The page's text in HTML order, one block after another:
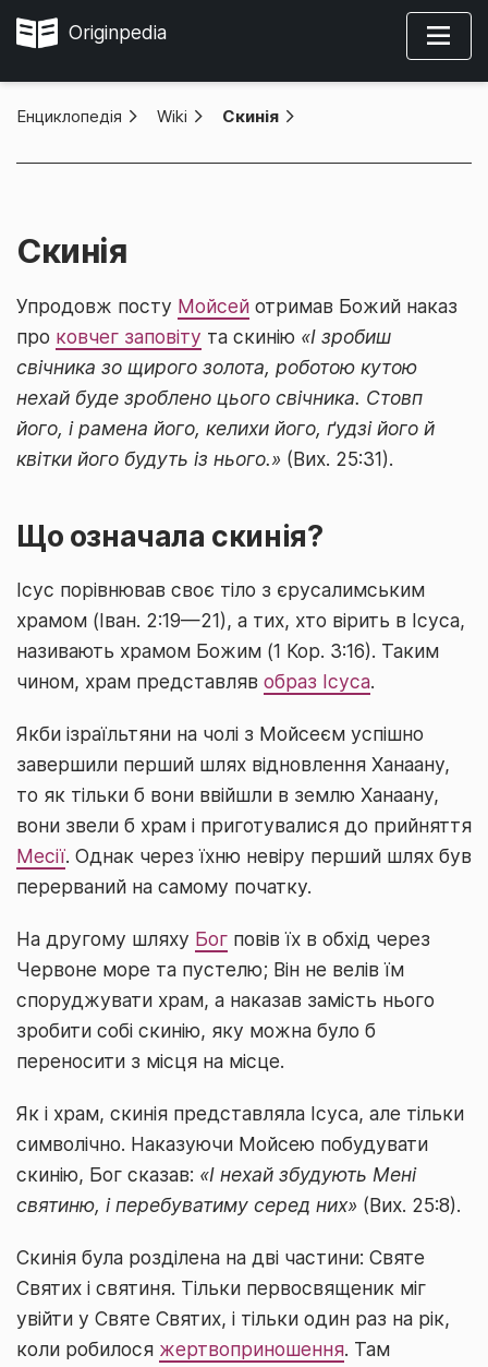
Originpedia
Енциклопедія Wiki Скинія
Скинія
Упродовж посту Мойсей отримав Божий наказ
про ковчег заповіту та скинію «І зробиш
свічника зо щирого золота, роботою кутою
нехай буде зроблено цього свічника. Стовп
його, і рамена його, келихи його, ґудзі його й
квітки його будуть із нього.» (Вих. 25:31).
Що означала скинія?
Ісус порівнював своє тіло з єрусалимським
храмом (Іван. 2:19—21), а тих, хто вірить в Ісуса,
називають храмом Божим (1 Кор. 3:16). Таким
чином, храм представляв образ Ісуса.
Якби ізраїльтяни на чолі з Мойсеєм успішно
завершили перший шлях відновлення Ханаану,
то як тільки б вони ввійшли в землю Ханаану,
вони звели б храм і приготувалися до прийняття
Месії. Однак через їхню невіру перший шлях був
перерваний на самому початку.
На другому шляху Бог повів їх в обхід через
Червоне море та пустелю; Він не велів їм
споруджувати храм, а наказав замість нього
зробити собі скинію, яку можна було б
переносити з місця на місце.
Як і храм, скинія представляла Ісуса, але тільки
символічно. Наказуючи Мойсею побудувати
скинію, Бог сказав: «І нехай збудують Мені
святиню, і перебуватиму серед них» (Вих. 25:8).
Скинія була розділена на дві частини: Святе
Святих і святиня. Тільки первосвященик міг
увійти у Святе Святих, і тільки один раз на рік,
коли робилося жертвоприношення. Там